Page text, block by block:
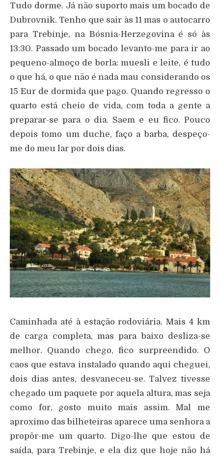
Tudo dorme. Já não suporto mais um bocado de
Dubrovnik. Tenho que sair às 11 mas o autocarro
para Trebinje, na Bósnia-Herzegovina é só às
13:30. Passado um bocado levanto-me para ir ao
pequeno-almoço de borla: muesli e leite, é tudo
o que há, o que não é nada mau considerando os
15 Eur de dormida que pago. Quando regresso o
quarto está cheio de vida, com toda a gente a
preparar-se para o dia. Saem e eu fico. Pouco
depois tomo um duche, faço a barba, despeço-
me do meu lar por dois dias.
Caminhada até à estação rodoviária. Mais 4 km
de carga completa, mas para baixo desliza-se
melhor. Quando chego, fico surpreendido. O
caos que estava instalado quando aqui cheguei,
dois dias antes, desvaneceu-se. Talvez tivesse
chegado um paquete por aquela altura, mas seja
como for, gosto muito mais assim. Mal me
aproximo das bilheteiras aparece uma senhora a
propôr-me um quarto. Digo-lhe que estou de
saída, para Trebinje, e ela diz que hoje não há